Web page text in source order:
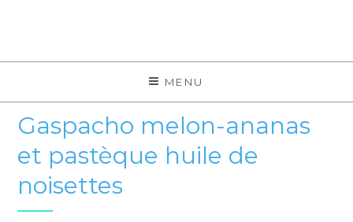
MENU
Gaspacho melon-ananas
et pastèque huile de
noisettes